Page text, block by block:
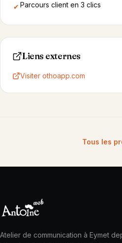
✔ Parcours client en 3 clics
Liens externes
Visiter othoapp.com
Tous les
Atelier de communication à Eymet